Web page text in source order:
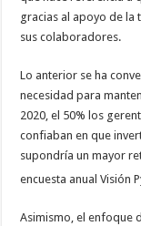
gracias al apoyo de la
sus colaboradores.
Lo anterior se ha
necesidad para
2020, el 50% los
confiaban en que
supondría un mayor
encuesta anual Visión
Asimismo, el enfoque